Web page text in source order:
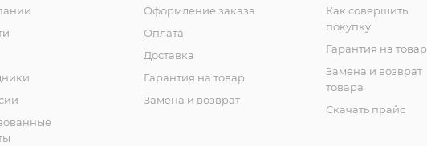
Оформление заказа
Оплата
Доставка
Гарантия на товар
Замена и возврат
Как совершить
покупку
Гарантия на товар
Замена и возврат
товара
Скачать прайс